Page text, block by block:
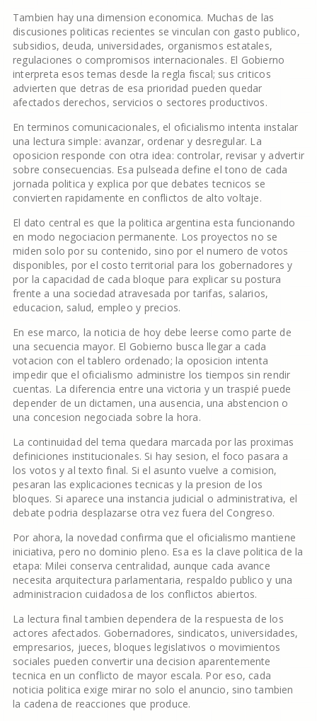
Tambien hay una dimension economica. Muchas de las
discusiones politicas recientes se vinculan con gasto publico,
subsidios, deuda, universidades, organismos estatales,
regulaciones o compromisos internacionales. El Gobierno
interpreta esos temas desde la regla fiscal; sus criticos
advierten que detras de esa prioridad pueden quedar
afectados derechos, servicios o sectores productivos.
En terminos comunicacionales, el oficialismo intenta instalar
una lectura simple: avanzar, ordenar y desregular. La
oposicion responde con otra idea: controlar, revisar y advertir
sobre consecuencias. Esa pulseada define el tono de cada
jornada politica y explica por que debates tecnicos se
convierten rapidamente en conflictos de alto voltaje.
El dato central es que la politica argentina esta funcionando
en modo negociacion permanente. Los proyectos no se
miden solo por su contenido, sino por el numero de votos
disponibles, por el costo territorial para los gobernadores y
por la capacidad de cada bloque para explicar su postura
frente a una sociedad atravesada por tarifas, salarios,
educacion, salud, empleo y precios.
En ese marco, la noticia de hoy debe leerse como parte de
una secuencia mayor. El Gobierno busca llegar a cada
votacion con el tablero ordenado; la oposicion intenta
impedir que el oficialismo administre los tiempos sin rendir
cuentas. La diferencia entre una victoria y un traspié puede
depender de un dictamen, una ausencia, una abstencion o
una concesion negociada sobre la hora.
La continuidad del tema quedara marcada por las proximas
definiciones institucionales. Si hay sesion, el foco pasara a
los votos y al texto final. Si el asunto vuelve a comision,
pesaran las explicaciones tecnicas y la presion de los
bloques. Si aparece una instancia judicial o administrativa, el
debate podria desplazarse otra vez fuera del Congreso.
Por ahora, la novedad confirma que el oficialismo mantiene
iniciativa, pero no dominio pleno. Esa es la clave politica de la
etapa: Milei conserva centralidad, aunque cada avance
necesita arquitectura parlamentaria, respaldo publico y una
administracion cuidadosa de los conflictos abiertos.
La lectura final tambien dependera de la respuesta de los
actores afectados. Gobernadores, sindicatos, universidades,
empresarios, jueces, bloques legislativos o movimientos
sociales pueden convertir una decision aparentemente
tecnica en un conflicto de mayor escala. Por eso, cada
noticia politica exige mirar no solo el anuncio, sino tambien
la cadena de reacciones que produce.